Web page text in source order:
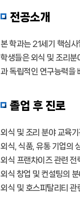
전공소개
본 학과는 21세기 핵심
학생들은 외식 및 조리
과 독립적인 연구능력을
졸업 후 진로
외식 및 조리 분야 교육
외식, 식품, 유통 기업의
외식 프랜차이즈 관련 전
외식 창업 및 컨설팅의
외식 및 호스피탈리티 관